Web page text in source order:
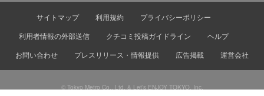
サイトマップ 利用規約
プライバシーポリシー
利用者情報の外部送信
クチコミ投稿ガイドライン
ヘルプ
お問い合わせ
プレスリリース・情報提供 広告掲載 運営会社
© Tokyo Metro Co., Ltd. & Let’s ENJOY TOKYO, Inc.